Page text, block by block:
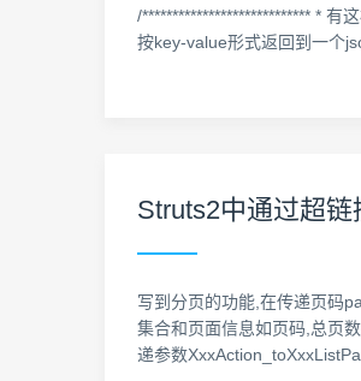
/**************************** *
按key-value形式返回到一个
Struts2中通过超
写到分页的功能,在传递页码
集合和页面信息如页码,总页
递参数